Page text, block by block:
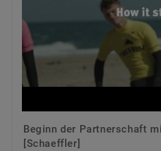
Beginn der Partnerschaft
[Schaeffler]